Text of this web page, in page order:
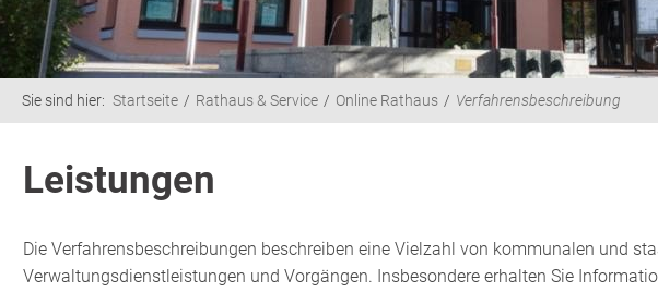
Sie sind hier: Startseite Rathaus & Service Online Rathaus Verfahrensbeschreibung
Leistungen
Die Verfahrensbeschreibungen beschreiben eine Vielzahl von kommunalen und
Verwaltungsdienstleistungen und Vorgängen. Insbesondere erhalten Sie